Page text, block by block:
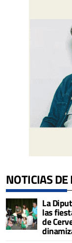
NOTICIAS DE
La
las
de